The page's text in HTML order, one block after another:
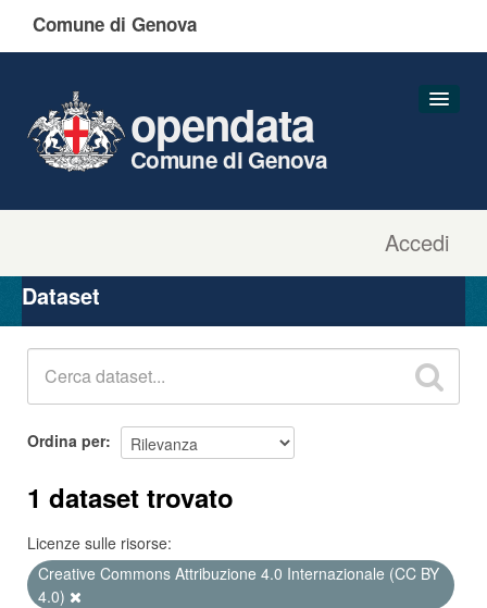
Comune di Genova
Accedi
opendata
Comune di Genova
Organizzazioni
Gruppi
Dataset
Ordina per
1 dataset trovato
Licenze sulle risorse:
Creative Commons Attribuzione 4.0 Internazionale (CC BY
4.0)